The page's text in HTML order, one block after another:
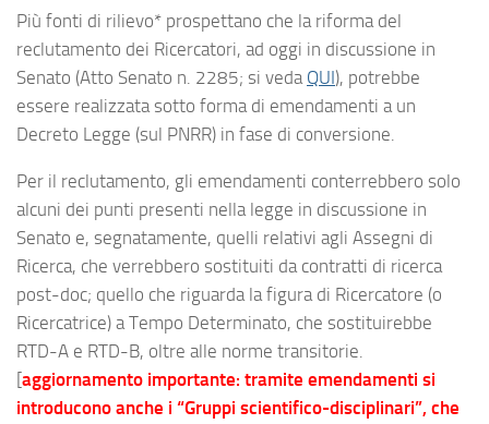
Più fonti di rilievo* prospettano che la riforma del
reclutamento dei Ricercatori, ad oggi in discussione in
Senato (Atto Senato n. 2285; si veda QUI), potrebbe
essere realizzata sotto forma di emendamenti a un
Decreto Legge (sul PNRR) in fase di conversione.
Per il reclutamento, gli emendamenti conterrebbero solo
alcuni dei punti presenti nella legge in discussione in
Senato e, segnatamente, quelli relativi agli Assegni di
Ricerca, che verrebbero sostituiti da contratti di ricerca
post-doc; quello che riguarda la figura di Ricercatore (o
Ricercatrice) a Tempo Determinato, che sostituirebbe
RTD-A e RTD-B, oltre alle norme transitorie.
[aggiornamento importante: tramite emendamenti si
introducono anche i “Gruppi scientifico-disciplinari”, che